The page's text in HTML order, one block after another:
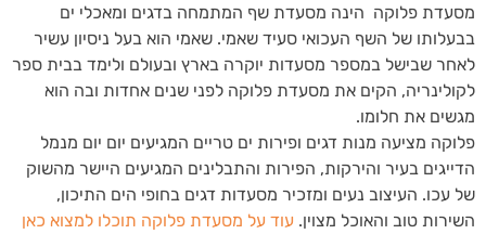
מסעדת פלוקה הינה מסעדת שף המתמחה בדגים ומאכלי ים
בבעלותו של השף העכואי סעיד שאמי. שאמי הוא בעל ניסיון עשיר
לאחר שבישל במספר מסעדות יוקרה בארץ ובעולם ולימד בבית ספר
לקולינריה, הקים את מסעדת פלוקה לפני שנים אחדות ובה הוא
מגשים את חלומו.
פלוקה מציעה מנות דגים ופירות ים טריים המגיעים יום יום מנמל
הדייגים בעיר והירקות, הפירות והתבלינים המגיעים היישר מהשוק
של עכו. העיצוב נעים ומזכיר מסעדות דגים בחופי הים התיכון,
השירות טוב והאוכל מצוין. עוד על מסעדת פלוקה תוכלו למצוא כאן